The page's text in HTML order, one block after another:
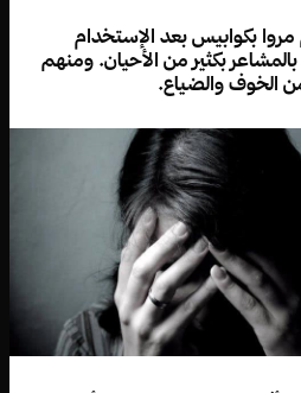
أنهم مروا بكوابيس بعد الإستخدام
بكثير من الأحيان. ومنهم
الخوف والضياع.